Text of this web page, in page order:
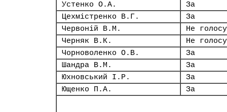
Устенко О.А.
За
Цехмістренко В.Г.
За
Червоній В.М.
Не
Черняк В.К.
Не
Чорноволенко О.В.
За
Шандра В.М.
За
Юхновський І.Р.
За
Ющенко П.А.
За